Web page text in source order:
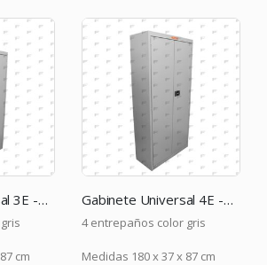
Gabinete Universal 4E -GR
4 entrepaños color gris
Medidas 180 x 37 x 87 cm
2 entrepaños
Medidas 120 x